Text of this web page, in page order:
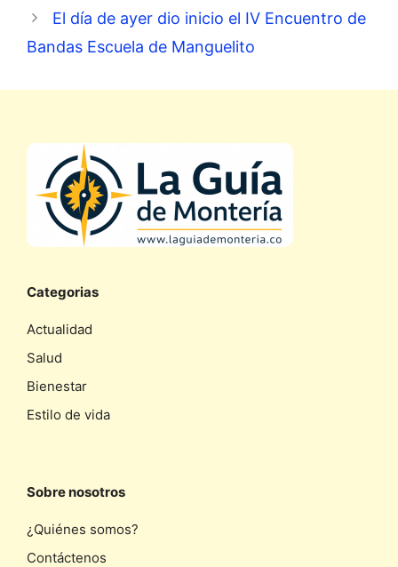
El día de ayer dio inicio el IV Encuentro de
Bandas Escuela de Manguelito
Categorias
Actualidad
Salud
Bienestar
Estilo de vida
Sobre nosotros
¿Quiénes somos?
Contáctenos